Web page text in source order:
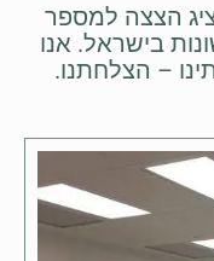
הצצה למספר
בישראל. אנו
– הצלחתנו.